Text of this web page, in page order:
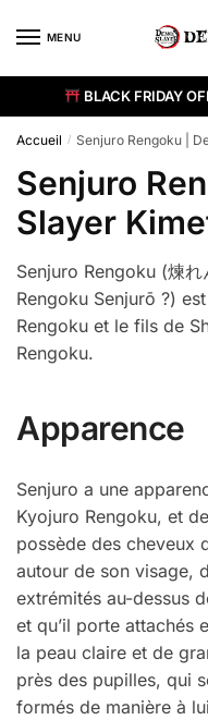
MENU
BLACK FRIDAY
Accueil / Senjuro Rengoku |
Senjuro
Slayer
Senjuro Rengoku (煉れ
Rengoku Senjurō ?)
Rengoku et le fils de
Rengoku.
Apparence
Senjuro a une
Kyojuro Rengoku, et
possède des cheveux
autour de son visage,
extrémités au-dessus
et qu’il porte attachés
la peau claire et de
près des pupilles, qui
formés de manière à